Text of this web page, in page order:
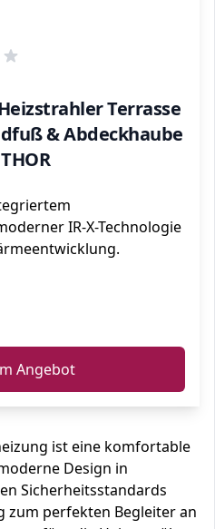
Terrasse
& Abdeckhaube
IR-X-Technologie
Angebot
ist eine komfortable
Design in
Sicherheitsstandards
perfekten Begleiter an